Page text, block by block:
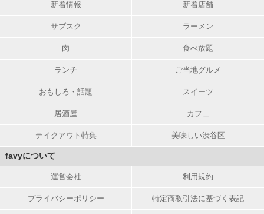
新着情報 新着店舗
サブスク ラーメン
肉 食べ放題
ランチ ご当地グルメ
おもしろ・話題 スイーツ
居酒屋 カフェ
テイクアウト特集 美味しい渋谷区
favyについて
運営会社 利用規約
プライバシーポリシー 特定商取引法に基づく表記